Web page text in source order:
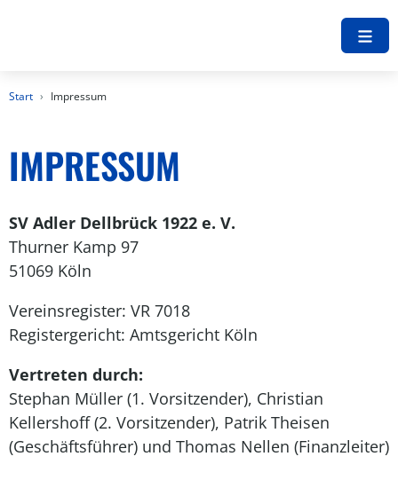
Start Impressum
IMPRESSUM
SV Adler Dellbrück 1922 e. V.
Thurner Kamp 97
51069 Köln
Vereinsregister: VR 7018
Registergericht: Amtsgericht Köln
Vertreten durch:
Stephan Müller (1. Vorsitzender), Christian
Kellershoff (2. Vorsitzender), Patrik Theisen
(Geschäftsführer) und Thomas Nellen (Finanzleiter)